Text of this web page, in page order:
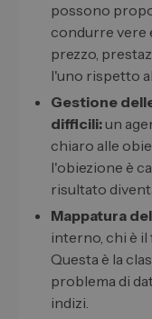
possono
condurre vere
prezzo,
l'uno rispetto
Gestione
difficili:un
chiaro alle
l'obiezione è
risultato
Mappatura
interno, chi è il
Questa è la
problema di
indizi.